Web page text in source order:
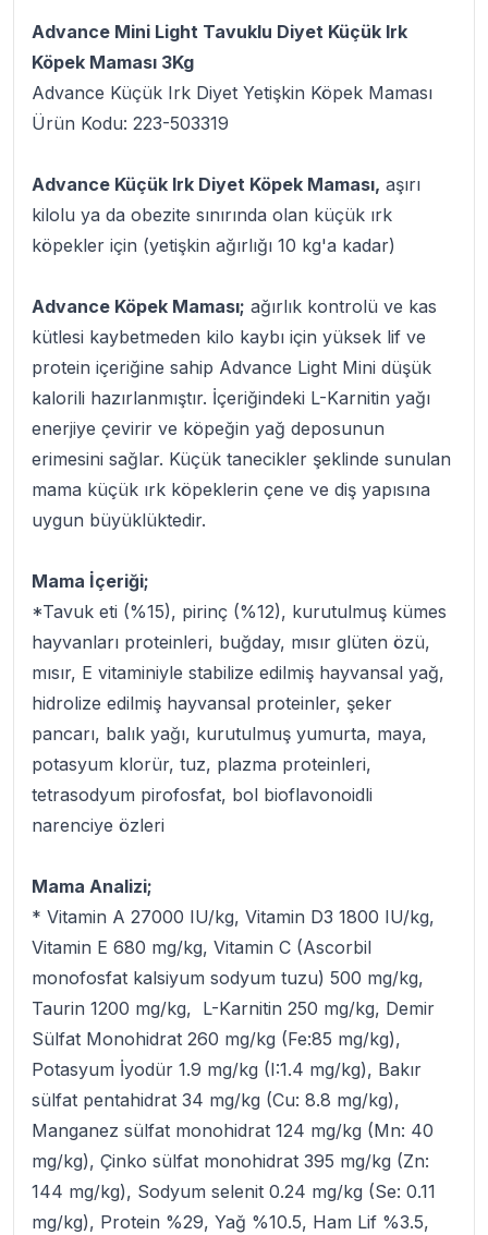
Advance Mini Light Tavuklu Diyet Küçük Irk
Köpek Maması 3Kg
Advance Küçük Irk Diyet Yetişkin Köpek Maması
Ürün Kodu: 223-503319
Advance Küçük Irk Diyet Köpek Maması, aşırı
kilolu ya da obezite sınırında olan küçük ırk
köpekler için (yetişkin ağırlığı 10 kg'a kadar)
Advance Köpek Maması; ağırlık kontrolü ve kas
kütlesi kaybetmeden kilo kaybı için yüksek lif ve
protein içeriğine sahip Advance Light Mini düşük
kalorili hazırlanmıştır. İçeriğindeki L-Karnitin yağı
enerjiye çevirir ve köpeğin yağ deposunun
erimesini sağlar. Küçük tanecikler şeklinde sunulan
mama küçük ırk köpeklerin çene ve diş yapısına
uygun büyüklüktedir.
Mama İçeriği;
*Tavuk eti (%15), pirinç (%12), kurutulmuş kümes
hayvanları proteinleri, buğday, mısır glüten özü,
mısır, E vitaminiyle stabilize edilmiş hayvansal yağ,
hidrolize edilmiş hayvansal proteinler, şeker
pancarı, balık yağı, kurutulmuş yumurta, maya,
potasyum klorür, tuz, plazma proteinleri,
tetrasodyum pirofosfat, bol bioflavonoidli
narenciye özleri
Mama Analizi;
* Vitamin A 27000 IU/kg, Vitamin D3 1800 IU/kg,
Vitamin E 680 mg/kg, Vitamin C (Ascorbil
monofosfat kalsiyum sodyum tuzu) 500 mg/kg,
Taurin 1200 mg/kg, L-Karnitin 250 mg/kg, Demir
Sülfat Monohidrat 260 mg/kg (Fe:85 mg/kg),
Potasyum İyodür 1.9 mg/kg (I:1.4 mg/kg), Bakır
sülfat pentahidrat 34 mg/kg (Cu: 8.8 mg/kg),
Manganez sülfat monohidrat 124 mg/kg (Mn: 40
mg/kg), Çinko sülfat monohidrat 395 mg/kg (Zn:
144 mg/kg), Sodyum selenit 0.24 mg/kg (Se: 0.11
mg/kg), Protein %29, Yağ %10.5, Ham Lif %3.5,